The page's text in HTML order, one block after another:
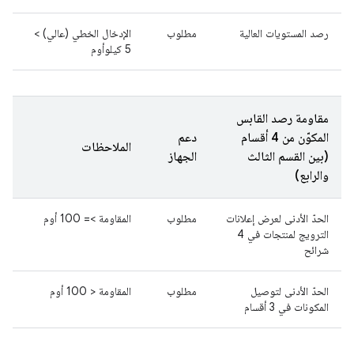
رصد المستويات العالية مطلوب
الإدخال الخطي (عالي) >
5 كيلوأوم
مقاومة رصد القابس
المكوّن من 4 أقسام
(بين القسم الثالث
والرابع)
دعم
الجهاز
الملاحظات
الحدّ الأدنى لعرض إعلانات
الترويج لمنتجات في 4
شرائح
مطلوب المقاومة >= 100 أوم
الحدّ الأدنى لتوصيل
المكونات في 3 أقسام
مطلوب المقاومة < 100 أوم